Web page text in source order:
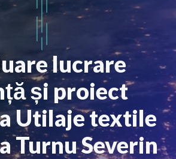
lucrare
și proiect
Utilaje textile
Turnu Severin